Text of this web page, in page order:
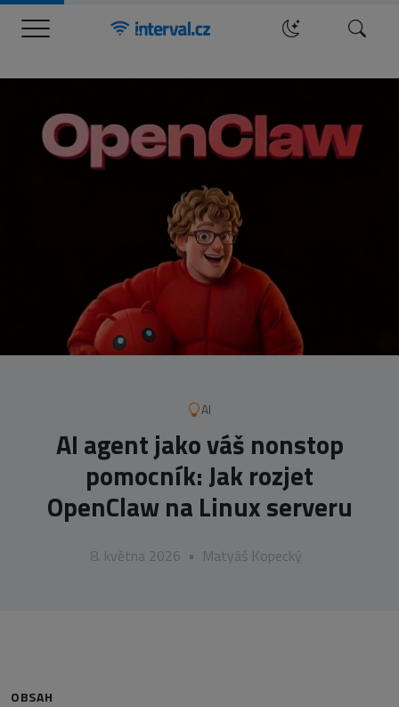
Menu Hledat
AI
AI agent jako váš nonstop
pomocník: Jak rozjet
OpenClaw na Linux serveru
8. května 2026 • Matyáš Kopecký
OBSAH